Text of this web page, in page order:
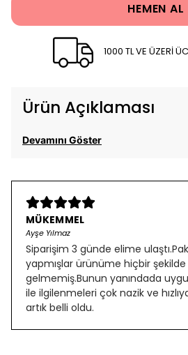
HEMEN AL
1000 TL VE ÜZERİ
Ürün Açıklaması
Devamını Göster
MÜKEMMEL
Ayşe Yılmaz
Siparişim 3 günde elime
yapmışlar ürünüme hiçbir
gelmemiş.Bunun yanındada
ile ilgilenmeleri çok nazik ve
artık belli oldu.